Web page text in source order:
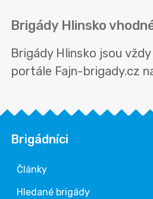
Brigády Hlinsko
Brigády Hlinsko jsou
portále Fajn-brigady.cz
Brigádníci
Články
Hledané brigády